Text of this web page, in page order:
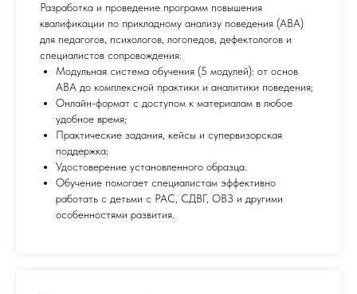
Разработка и проведение программ повышения
квалификации по прикладному анализу поведения (ABA)
для педагогов, психологов, логопедов, дефектологов и
специалистов сопровождения:
Модульная система обучения (5 модулей): от основ
ABA до комплексной практики и аналитики поведения;
Онлайн-формат с доступом к материалам в любое
удобное время;
Практические задания, кейсы и супервизорская
поддержка;
Удостоверение установленного образца.
Обучение помогает специалистам эффективно
работать с детьми с РАС, СДВГ, ОВЗ и другими
особенностями развития.